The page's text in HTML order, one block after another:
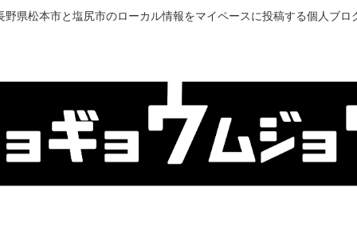
野県松本市と塩尻市のローカル情報をマイペースに投稿する個人ブロ